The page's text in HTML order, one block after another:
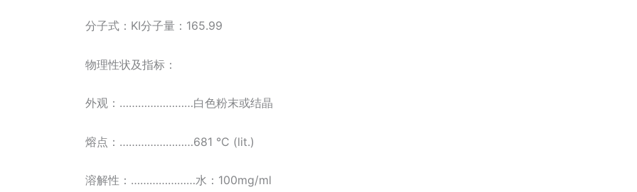
分子式：KI分子量：165.99
物理性状及指标：
外观：……………………白色粉末或结晶
熔点：……………………681 °C (lit.)
溶解性：…………………水：100mg/ml